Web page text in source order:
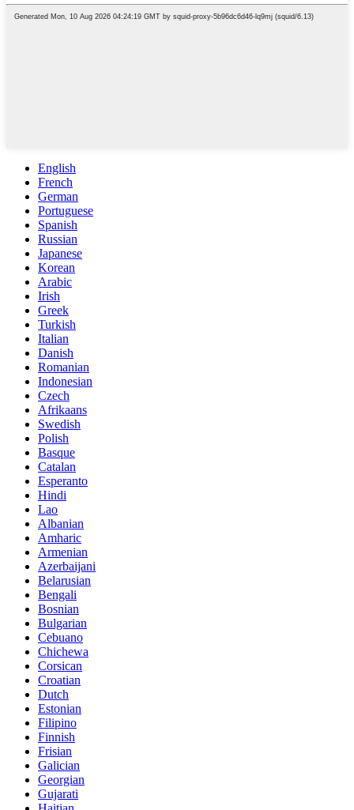
English
French
German
Portuguese
Spanish
Russian
Japanese
Korean
Arabic
Irish
Greek
Turkish
Italian
Danish
Romanian
Indonesian
Czech
Afrikaans
Swedish
Polish
Basque
Catalan
Esperanto
Hindi
Lao
Albanian
Amharic
Armenian
Azerbaijani
Belarusian
Bengali
Bosnian
Bulgarian
Cebuano
Chichewa
Corsican
Croatian
Dutch
Estonian
Filipino
Finnish
Frisian
Galician
Georgian
Gujarati